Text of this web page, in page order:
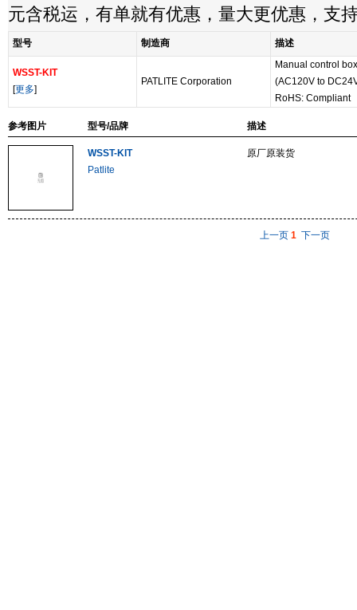
元含税运，有单就有优惠，量大更优惠，支
型号 制造商 描述
WSST-KIT
[更多]
PATLITE Corporation
Manual control
(AC120V to
RoHS: Compliant
参考图片 型号/品牌 描述
WSST-KIT
Patlite
原厂原装货
上一页 1 下一页